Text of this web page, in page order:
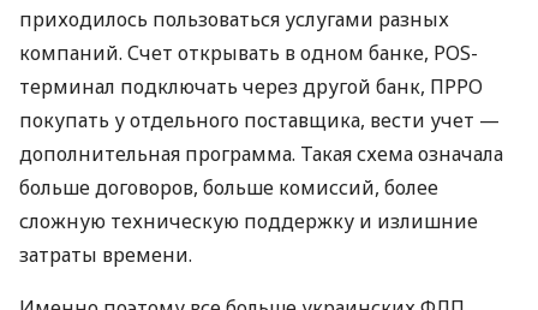
приходилось пользоваться услугами разных
компаний. Счет открывать в одном банке, POS-
терминал подключать через другой банк, ПРРО
покупать у отдельного поставщика, вести учет —
дополнительная программа. Такая схема означала
больше договоров, больше комиссий, более
сложную техническую поддержку и излишние
затраты времени.